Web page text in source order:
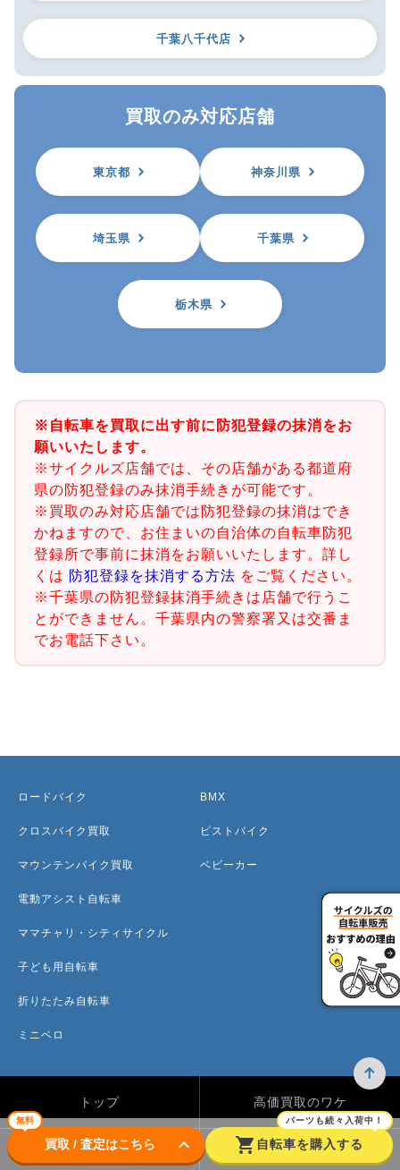
千葉八千代店
買取のみ対応店舗
東京都 神奈川県
埼玉県 千葉県
栃木県
※自転車を買取に出す前に防犯登録の抹消をお
願いいたします。
※サイクルズ店舗では、その店舗がある都道府
県の防犯登録のみ抹消手続きが可能です。
※買取のみ対応店舗では防犯登録の抹消はでき
かねますので、お住まいの自治体の自転車防犯
登録所で事前に抹消をお願いいたします。詳し
くは 防犯登録を抹消する方法 をご覧ください。
※千葉県の防犯登録抹消手続きは店舗で行うこ
とができません。千葉県内の警察署又は交番ま
でお電話下さい。
無料
買取 / 査定はこちら keyboard_arrow_down shopping_cart
パーツも続々入荷中！
自転車を購入する
ロードバイク
クロスバイク買取
マウンテンバイク買取
電動アシスト自転車
ママチャリ・シティサイクル
子ども用自転車
折りたたみ自転車
ミニベロ
BMX
ピストバイク
ベビーカー
トップ 高価買取のワケ
買取方法 買取カテゴリー